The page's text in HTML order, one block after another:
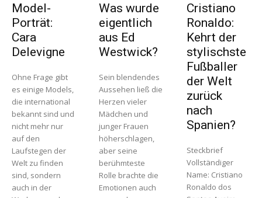
Model-
Porträt:
Cara
Delevigne
Ohne Frage gibt
es einige Models,
die international
bekannt sind und
nicht mehr nur
auf den
Laufstegen der
Welt zu finden
sind, sondern
auch in der
Was wurde
eigentlich
aus Ed
Westwick?
Sein blendendes
Aussehen ließ die
Herzen vieler
Mädchen und
junger Frauen
höherschlagen,
aber seine
berühmteste
Rolle brachte die
Emotionen auch
Cristiano
Ronaldo:
Kehrt der
stylischste
Fußballer
der Welt
zurück
nach
Spanien?
Steckbrief
Vollständiger
Name: Cristiano
Ronaldo dos